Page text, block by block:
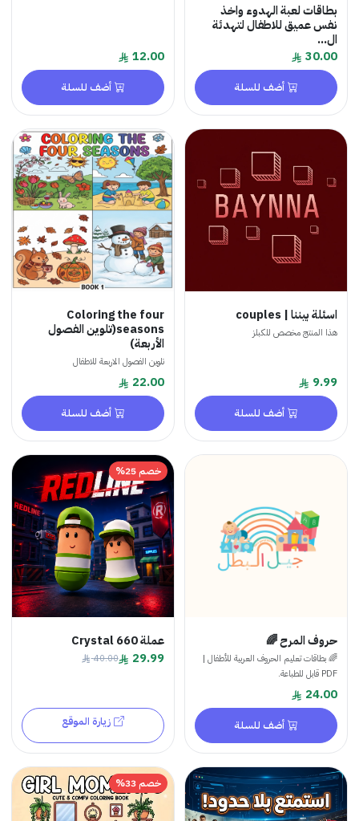
بطاقات لعبة الهدوء واخذ
نفس عميق للاطفال لتهدئة
ال...
30.00
أضف للسلة
12.00
أضف للسلة
اسئلة بيننا | couples
هذا المنتج مخصص للكبلز
9.99
أضف للسلة
Coloring the four
seasons(تلوين الفصول
الأربعة)
تلوين الفصول الاربعة للاطفال
22.00
أضف للسلة
حروف المرح 🌈
🌈 بطاقات تعليم الحروف العربية للأطفال |
PDF قابل للطباعة.
24.00
أضف للسلة
خصم 25%
عملة Crystal 660
29.99
40.00
زيارة الموقع
خصم 33%